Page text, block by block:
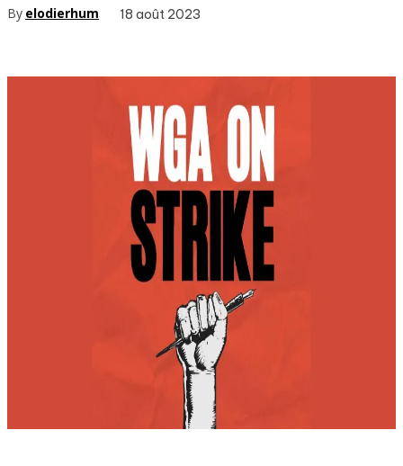
By elodierhum 18 août 2023